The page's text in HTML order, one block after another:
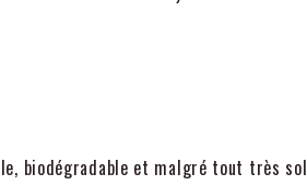
biodégradable et malgré tout très